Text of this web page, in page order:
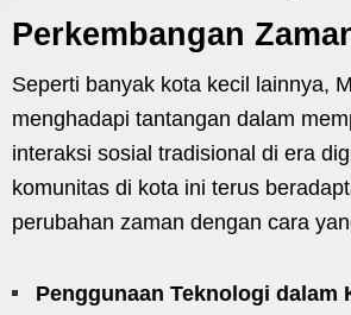
Perkembangan
Seperti banyak kota kecil lainnya,
menghadapi tantangan dalam
interaksi sosial tradisional di era
komunitas di kota ini terus
perubahan zaman dengan cara
Penggunaan Teknologi dalam